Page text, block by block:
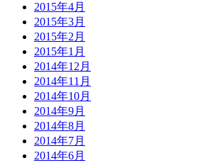
2015年4月
2015年3月
2015年2月
2015年1月
2014年12月
2014年11月
2014年10月
2014年9月
2014年8月
2014年7月
2014年6月